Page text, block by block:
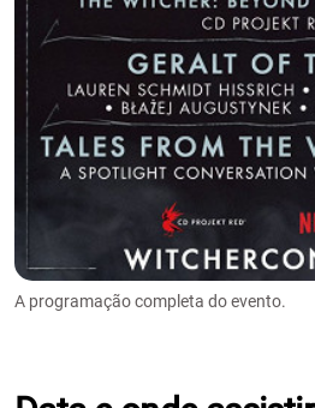
A programação completa do evento.